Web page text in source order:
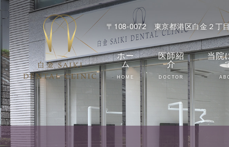
〒108-0072 東京都港区白金２丁
ホー
ム
HOME
医師紹
介
DOCTOR
当院